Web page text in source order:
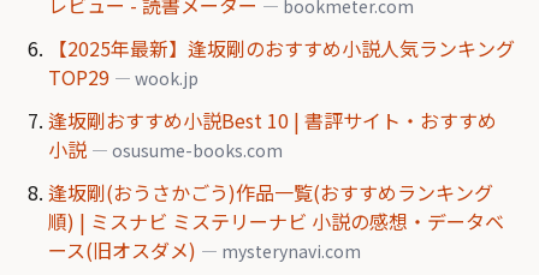
— bookmeter.com
【2025年最新】逢坂剛のおすすめ小説人気ランキング
TOP29 — wook.jp
逢坂剛おすすめ小説Best 10 | 書評サイト・おすすめ
小説 — osusume-books.com
逢坂剛(おうさかごう)作品一覧(おすすめランキング
順) | ミスナビ ミステリーナビ 小説の感想・データベ
ース(旧オスダメ) — mysterynavi.com